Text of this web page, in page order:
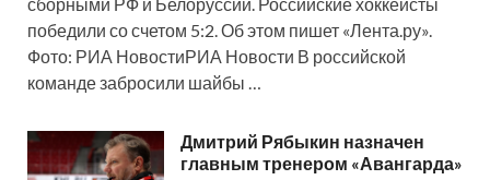
сборными РФ и Белоруссии. Российские хоккеисты
победили со счетом 5:2. Об этом пишет «Лента.ру».
Фото: РИА НовостиРИА Новости В российской
команде забросили шайбы …
Дмитрий Рябыкин назначен
главным тренером «Авангарда»